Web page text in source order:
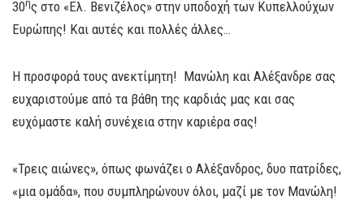
30ης στο «Ελ. Βενιζέλος» στην υποδοχή των Κυπελλούχων
Ευρώπης! Και αυτές και πολλές άλλες…
Η προσφορά τους ανεκτίμητη! Μανώλη και Αλέξανδρε σας
ευχαριστούμε από τα βάθη της καρδιάς μας και σας
ευχόμαστε καλή συνέχεια στην καριέρα σας!
«Τρεις αιώνες», όπως φωνάζει ο Αλέξανδρος, δυο πατρίδες,
«μια ομάδα», που συμπληρώνουν όλοι, μαζί με τον Μανώλη!